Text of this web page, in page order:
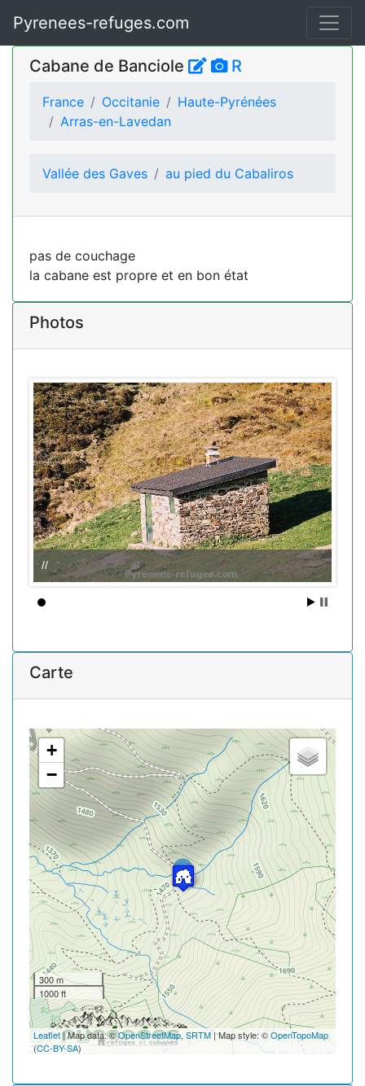
Pyrenees-refuges.com
Cabane de Banciole R
France Occitanie
Haute-Pyrénées
Arras-en-Lavedan
Vallée des Gaves au pied du Cabaliros
pas de couchage
la cabane est propre et en bon état
Photos
//
Carte
+
−
300 m
1000 ft
Leaflet| Map data: ©OpenStreetMap, SRTM| Map style: ©OpenTopoMap
(CC-BY-SA)